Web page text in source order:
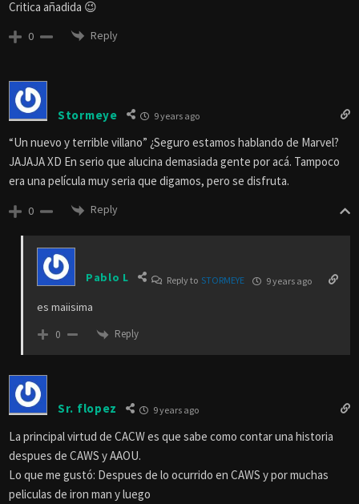
Critica añadida 😉
0 Reply
Stormeye 9 years ago
“Un nuevo y terrible villano” ¿Seguro estamos hablando de Marvel?
JAJAJA XD En serio que alucina demasiada gente por acá. Tampoco
era una película muy seria que digamos, pero se disfruta.
0 Reply
Pablo L Reply to STORMEYE 9 years ago
es maiisima
0 Reply
Sr. flopez 9 years ago
La principal virtud de CACW es que sabe como contar una historia
despues de CAWS y AAOU.
Lo que me gustó: Despues de lo ocurrido en CAWS y por muchas
peliculas de iron man y luego